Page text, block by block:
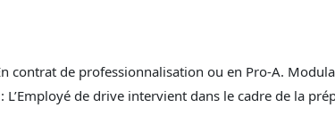
contrat de professionnalisation ou en Pro-A.
de drive intervient dans le cadre de la